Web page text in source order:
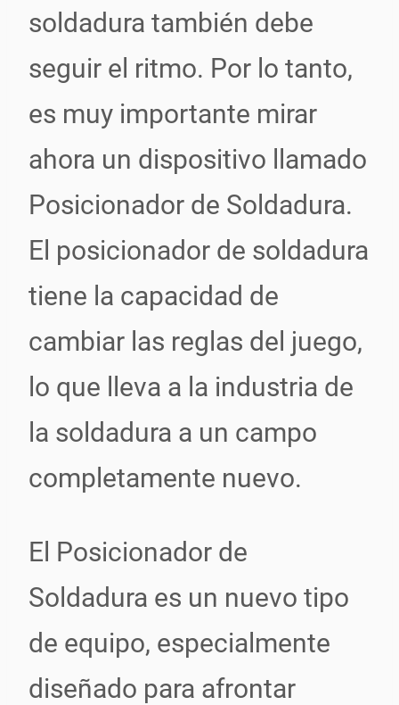
soldadura también debe
seguir el ritmo. Por lo tanto,
es muy importante mirar
ahora un dispositivo llamado
Posicionador de Soldadura.
El posicionador de soldadura
tiene la capacidad de
cambiar las reglas del juego,
lo que lleva a la industria de
la soldadura a un campo
completamente nuevo.
El Posicionador de
Soldadura es un nuevo tipo
de equipo, especialmente
diseñado para afrontar